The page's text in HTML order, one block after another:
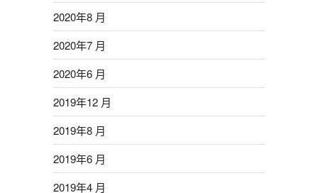
2020年8 月
2020年7 月
2020年6 月
2019年12 月
2019年8 月
2019年6 月
2019年4 月